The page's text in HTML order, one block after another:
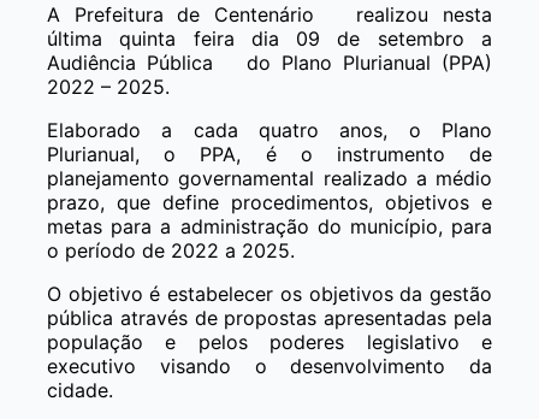
A Prefeitura de Centenário realizou nesta
última quinta feira dia 09 de setembro a
Audiência Pública do Plano Plurianual (PPA)
2022 – 2025.
Elaborado a cada quatro anos, o Plano
Plurianual, o PPA, é o instrumento de
planejamento governamental realizado a médio
prazo, que define procedimentos, objetivos e
metas para a administração do município, para
o período de 2022 a 2025.
O objetivo é estabelecer os objetivos da gestão
pública através de propostas apresentadas pela
população e pelos poderes legislativo e
executivo visando o desenvolvimento da
cidade.